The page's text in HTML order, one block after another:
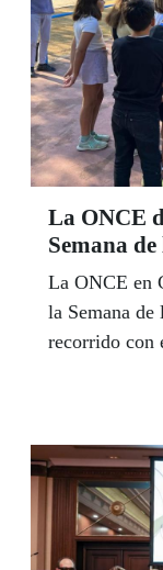
La ONCE
Semana
La ONCE en
la Semana
recorrido con